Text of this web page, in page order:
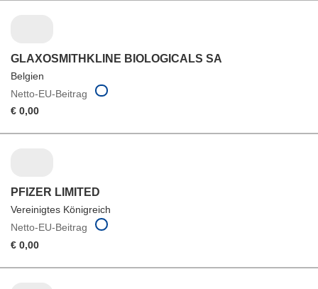
GLAXOSMITHKLINE BIOLOGICALS SA
Belgien
Netto-EU-Beitrag
€ 0,00
PFIZER LIMITED
Vereinigtes Königreich
Netto-EU-Beitrag
€ 0,00